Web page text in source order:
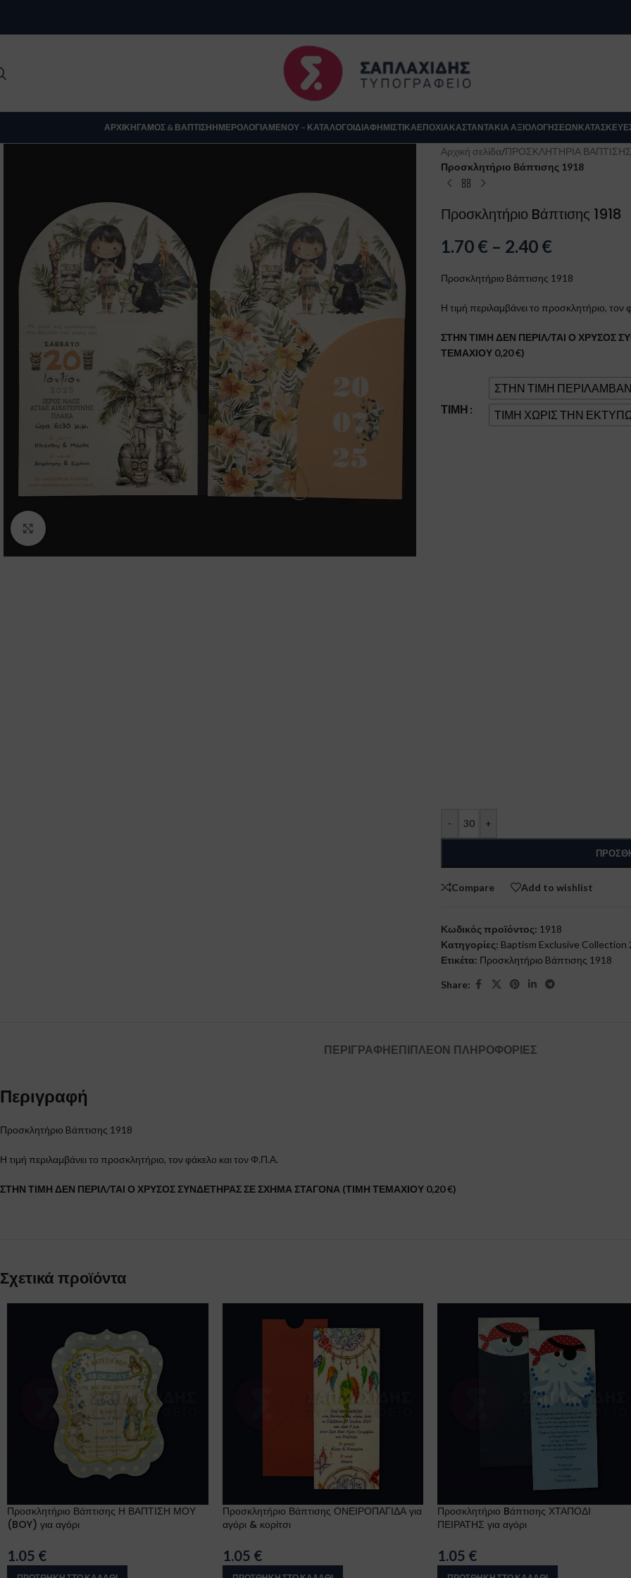
ΑΡΧΙΚΉΓΆΜΟΣ & ΒΆΠΤΙΣΗΗΜΕΡΟΛΌΓΙΑΜΕΝΟΎ – ΚΑΤΆΛΟΓΟΙΔΙΑΦΗΜΙΣΤΙΚΑΕΠΟΧΙΑΚΆΣΤΑΝΤΆΚΙΑ ΑΞΙΟΛΟΓΉΣΕΩΝ
Αρχική σελίδα/ΠΡΟΣΚΛΗΤΗΡΙΑ ΒΑΠΤΙΣΗΣ
Προσκλητήριο Bάπτισης 1918
Προσκλητήριο Bάπτισης 1918
1.70 € – 2.40 €
Προσκλητήριο Bάπτισης 1918
Η τιμή περιλαμβάνει το προσκλητήριο, τον
ΣΤΗΝ ΤΙΜΗ ΔΕΝ ΠΕΡΙΛ/ΤΑΙ Ο ΧΡΥΣΟΣ
ΤΕΜΑΧΙΟΥ 0,20 €)
ΤΙΜΉ
ΣΤΗΝ ΤΙΜΗ
ΤΙΜΗ ΧΩΡΙΣ ΤΗΝ
- +
Compare Add to wishlist
Κωδικός προϊόντος: 1918
Κατηγορίες: Baptism Exclusive Collection
Ετικέτα: Προσκλητήριο Bάπτισης 1918
Share:
ΠΕΡΙΓΡΑΦΉΕΠΙΠΛΈΟΝ ΠΛΗΡΟΦΟΡΊΕΣ
Περιγραφή
Προσκλητήριο Bάπτισης 1918
Η τιμή περιλαμβάνει το προσκλητήριο, τον φάκελο και τον Φ.Π.Α.
ΣΤΗΝ ΤΙΜΗ ΔΕΝ ΠΕΡΙΛ/ΤΑΙ Ο ΧΡΥΣΟΣ ΣΥΝΔΕΤΗΡΑΣ ΣΕ ΣΧΗΜΑ ΣΤΑΓΟΝΑ (ΤΙΜΗ ΤΕΜΑΧΙΟΥ 0,20 €)
Σχετικά προϊόντα
Προσκλητήριο Βάπτισης Η ΒΑΠΤΙΣΗ ΜΟΥ
(BOY) για αγόρι
1.05 €
Προσκλητήριο Βάπτισης ΟΝΕΙΡΟΠΑΓΙΔΑ για
αγόρι & κορίτσι
1.05 €
Προσκλητήριο Bάπτισης ΧΤΑΠΟΔΙ
ΠΕΙΡΑΤΗΣ για αγόρι
1.05 €